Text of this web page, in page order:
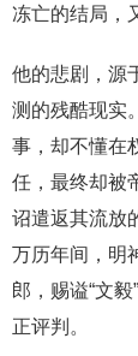
冻亡的结局，
他的悲剧，源
测的残酷现实
事，却不懂在
任，最终却被
诏遣返其流放
万历年间，明
郎，赐谥“文
正评判。